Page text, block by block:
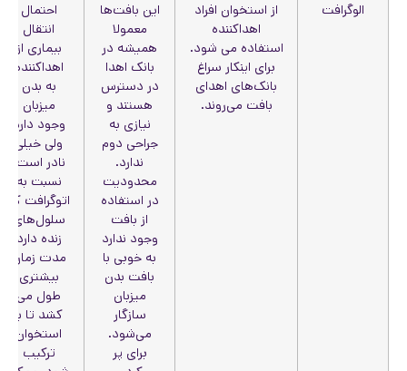
الوگرافت
از استخوان افراد
اهداکننده
استفاده می شود.
برای اینکار سراغ
بانک‌های اهدای
بافت می‌روند.
این بافت‌ها
معمولا
همیشه در
بانک اهدا
در دسترس
هستند و
نیازی به
جراحی دوم
ندارد.
محدودیت
در استفاده
از بافت
وجود ندارد
به خوبی با
بافت بدن
میزبان
سازگار
می‌شود.
برای پر
احتمال
انتقال
بیماری از
اهداکننده
به بدن
میزبان
وجود دارد
ولی خیلی
نادر است.
نسبت به
اتوگرافت که
سلول‌های
زنده دارد
مدت زمان
بیشتری
طول می
کشد تا با
استخوان
ترکیب